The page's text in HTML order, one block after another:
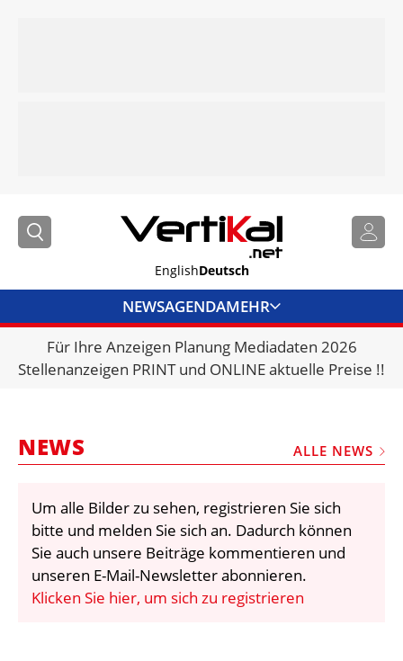
EnglishDeutsch
NEWSAGENDAMEHR
BRANCHENLINKS
VERMIETER
VIDEOS
BIBLIOTHEK
KRAN & BÜHNE
Für Ihre Anzeigen Planung Mediadaten 2026
Stellenanzeigen PRINT und ONLINE aktuelle Preise !!
NEWS ALLE NEWS
Um alle Bilder zu sehen, registrieren Sie sich
bitte und melden Sie sich an. Dadurch können
Sie auch unsere Beiträge kommentieren und
unseren E-Mail-Newsletter abonnieren.
Klicken Sie hier, um sich zu registrieren